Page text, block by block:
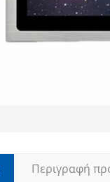
Περιγραφή